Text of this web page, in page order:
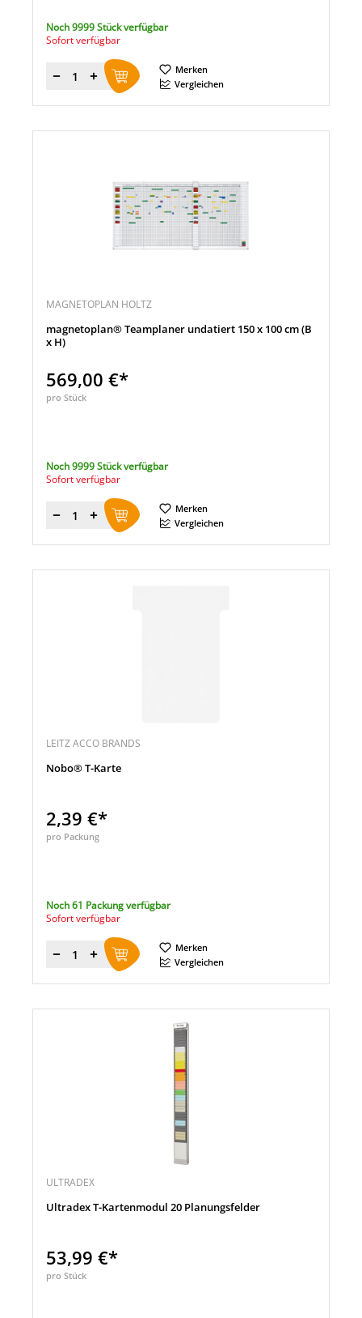
Noch 9999 Stück verfügbar
Sofort verfügbar
Menge
Merken
Vergleichen
MAGNETOPLAN HOLTZ
magnetoplan® Teamplaner undatiert 150 x 100 cm (B
x H)
569,00 €*
pro Stück
Noch 9999 Stück verfügbar
Sofort verfügbar
Menge
Merken
Vergleichen
LEITZ ACCO BRANDS
Nobo® T-Karte
2,39 €*
pro Packung
Noch 61 Packung verfügbar
Sofort verfügbar
Menge
Merken
Vergleichen
ULTRADEX
Ultradex T-Kartenmodul 20 Planungsfelder
53,99 €*
pro Stück